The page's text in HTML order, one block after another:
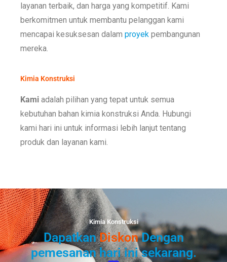
layanan terbaik, dan harga yang kompetitif. Kami
berkomitmen untuk membantu pelanggan kami
mencapai kesuksesan dalam proyek pembangunan
mereka.
Kimia Konstruksi
Kami adalah pilihan yang tepat untuk semua
kebutuhan bahan kimia konstruksi Anda. Hubungi
kami hari ini untuk informasi lebih lanjut tentang
produk dan layanan kami.
Kimia Konstruksi
DapatkanDiskonDengan
pemesanan hari ini sekarang.